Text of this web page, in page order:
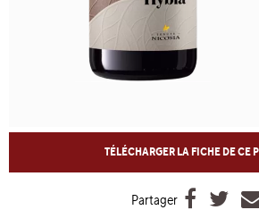
TÉLÉCHARGER LA FICHE DE CE
Partager  